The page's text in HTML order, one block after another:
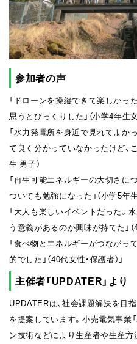
参加者の声
「ドローンを操縦できて楽しかっ
思うとびっくりした」（小学4年生女
「水力発電所を身近で見れてよか
て良く分かっていなかったけど、
生 男子）
「再生可能エネルギーの大切さに
ついても勉強になった」（小学5年
「大人も楽しいイベントだった。
う意義があるのか興味が持てた」（
「食べ物とエネルギーがつながっ
的でした」（40代女性・保護者）」
主催者「UPDATER」より
UPDATERは、社会課題解決を目
を提案しています。小売電気事業
ン技術などにより生産者や生産方